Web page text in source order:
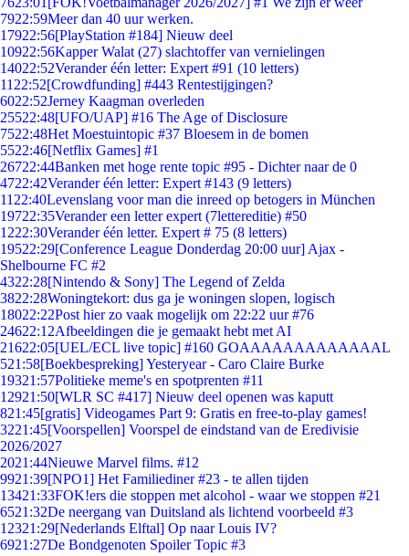
7922:59Meer dan 40 uur werken.
17922:56[PlayStation #184] Nieuw deel
10922:56Kapper Walat (27) slachtoffer van vernielingen
14022:52Verander één letter: Expert #91 (10 letters)
11 22:52[Crowdfunding] #443 Rentestijgingen?
6022:52Jerney Kaagman overleden
25522:48[UFO/UAP] #16 The Age of Disclosure
7522:48Het Moestuintopic #37 Bloesem in de bomen
5522:46[Netflix Games] #1
26722:44Banken met hoge rente topic #95 - Dichter naar de 0
4722:42Verander één letter: Expert #143 (9 letters)
11 22:40Levenslang voor man die inreed op betogers in München
19722:35Verander een letter expert (7lettereditie) #50
1222:30Verander één letter. Expert # 75 (8 letters)
19522:29[Conference League Donderdag 20:00 uur] Ajax -
Shelbourne FC #2
4322:28[Nintendo & Sony] The Legend of Zelda
3822:28Woningtekort: dus ga je woningen slopen, logisch
18022:22Post hier zo vaak mogelijk om 22:22 uur #76
24622:12Afbeeldingen die je gemaakt hebt met AI
21622:05[UEL/ECL live topic] #160 GOAAAAAAAAAAAAAL
521:58[Boekbespreking] Yesteryear - Caro Claire Burke
19321:57Politieke meme's en spotprenten #11
12921:50[WLR SC #417] Nieuw deel openen was kaputt
821:45[gratis] Videogames Part 9: Gratis en free-to-play games!
3221:45[Voorspellen] Voorspel de eindstand van de Eredivisie
2026/2027
2021:44Nieuwe Marvel films. #12
9921:39[NPO1] Het Familiediner #23 - te allen tijden
13421:33FOK!ers die stoppen met alcohol - waar we stoppen #21
6521:32De neergang van Duitsland als lichtend voorbeeld #3
12321:29[Nederlands Elftal] Op naar Louis IV?
6921:27De Bondgenoten Spoiler Topic #3